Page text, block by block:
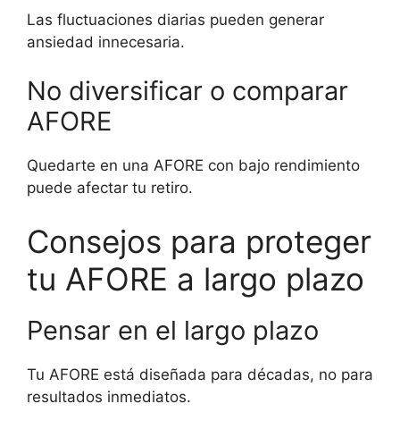
Las fluctuaciones diarias pueden generar
ansiedad innecesaria.
No diversificar o comparar
AFORE
Quedarte en una AFORE con bajo rendimiento
puede afectar tu retiro.
Consejos para proteger
tu AFORE a largo plazo
Pensar en el largo plazo
Tu AFORE está diseñada para décadas, no para
resultados inmediatos.